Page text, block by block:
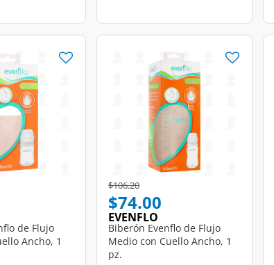
de Flujo
Ancho, 1
Price reduced from
$106.20to
$74.00
EVENFLO
Biberón Evenflo de Flujo
Medio con Cuello Ancho, 1
pz.